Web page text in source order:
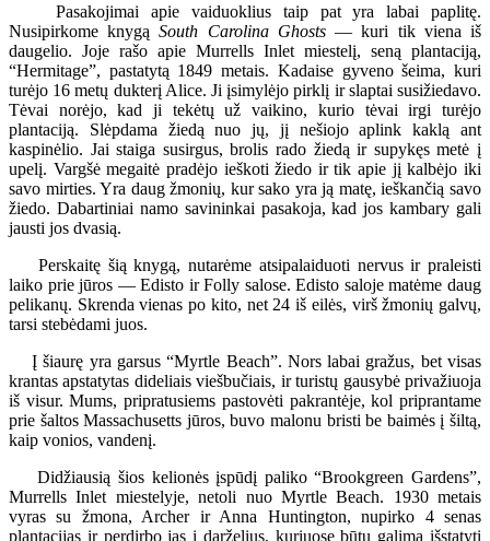
Pasakojimai apie vaiduoklius taip pat yra labai paplitę.
Nusipirkome knygąSouth Carolina Ghosts— kuri tik viena iš
daugelio. Joje rašo apie Murrells Inlet miestelį, seną plantaciją,
“Hermitage”, pastatytą 1849 metais. Kadaise gyveno šeima, kuri
turėjo 16 metų dukterį Alice. Ji įsimylėjo pirklį ir slaptai susižiedavo.
Tėvai norėjo, kad ji tekėtų už vaikino, kurio tėvai irgi turėjo
plantaciją. Slėpdama žiedą nuo jų, jį nešiojo aplink kaklą ant
kaspinėlio. Jai staiga susirgus, brolis rado žiedą ir supykęs metė į
upelį. Vargšė megaitė pradėjo ieškoti žiedo ir tik apie jį kalbėjo iki
savo mirties. Yra daug žmonių, kur sako yra ją matę, ieškančią savo
žiedo. Dabartiniai namo savininkai pasakoja, kad jos kambary gali
jausti jos dvasią.
Perskaitę šią knygą, nutarėme atsipalaiduoti nervus ir praleisti
laiko prie jūros — Edisto ir Folly salose. Edisto saloje matėme daug
pelikanų. Skrenda vienas po kito, net 24 iš eilės, virš žmonių galvų,
tarsi stebėdami juos.
Į šiaurę yra garsus “Myrtle Beach”. Nors labai gražus, bet visas
krantas apstatytas dideliais viešbučiais, ir turistų gausybė privažiuoja
iš visur. Mums, pripratusiems pastovėti pakrantėje, kol priprantame
prie šaltos Massachusetts jūros, buvo malonu bristi be baimės į šiltą,
kaip vonios, vandenį.
Didžiausią šios kelionės įspūdį paliko “Brookgreen Gardens”,
Murrells Inlet miestelyje, netoli nuo Myrtle Beach. 1930 metais
vyras su žmona, Archer ir Anna Huntington, nupirko 4 senas
plantacijas ir perdirbo jas į darželius, kuriuose būtų galima išstatyti